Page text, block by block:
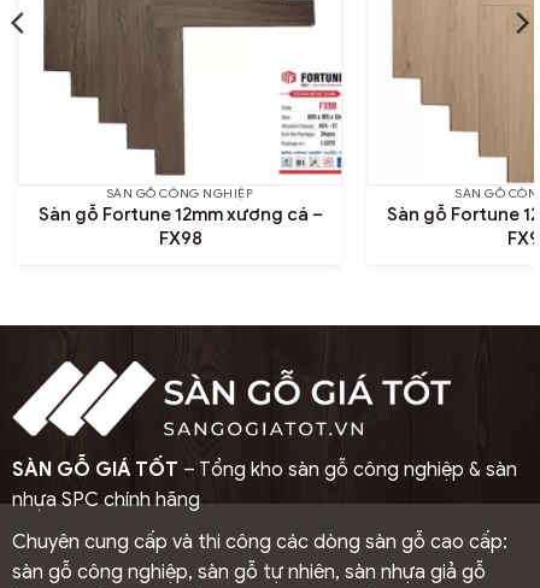
SÀN GỖ CÔNG NGHIỆP
Sàn gỗ Fortune 12mm xương cá –
FX98
SÀN GỖ
Sàn gỗ Fortune
SÀN GỖ GIÁ TỐT – Tổng kho sàn gỗ công nghiệp & sàn
nhựa SPC chính hãng
Chuyên cung cấp và thi công các dòng sàn gỗ cao cấp:
sàn gỗ công nghiệp, sàn gỗ tự nhiên, sàn nhựa giả gỗ